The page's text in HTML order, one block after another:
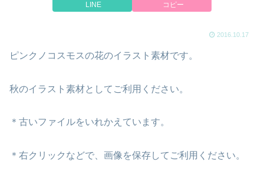
LINE コピー
2016.10.17
ピンクノコスモスの花のイラスト素材です。
秋のイラスト素材としてご利用ください。
＊古いファイルをいれかえています。
＊右クリックなどで、画像を保存してご利用ください。